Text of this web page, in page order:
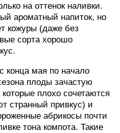
на оттенок наливки.
ароматный напиток, но
кожуры (даже без
сорта хорошо
конца мая по начало
плоды зачастую
плохо сочетаются
странный привкус) и
абрикосы почти
тона компота. Такие